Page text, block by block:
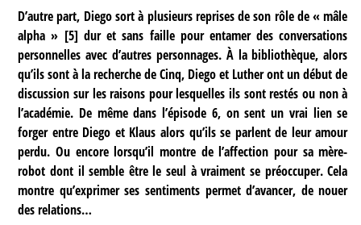
D’autre part, Diego sort à plusieurs reprises de son rôle de « mâle
alpha » [5] dur et sans faille pour entamer des conversations
personnelles avec d’autres personnages. À la bibliothèque, alors
qu’ils sont à la recherche de Cinq, Diego et Luther ont un début de
discussion sur les raisons pour lesquelles ils sont restés ou non à
l’académie. De même dans l’épisode 6, on sent un vrai lien se
forger entre Diego et Klaus alors qu’ils se parlent de leur amour
perdu. Ou encore lorsqu’il montre de l’affection pour sa mère-
robot dont il semble être le seul à vraiment se préoccuper. Cela
montre qu’exprimer ses sentiments permet d’avancer, de nouer
des relations…